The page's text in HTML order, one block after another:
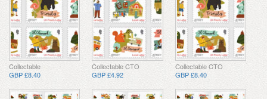
Collectable
GBP £8.40
Collectable CTO
GBP £4.92
Collectable CTO
GBP £8.40